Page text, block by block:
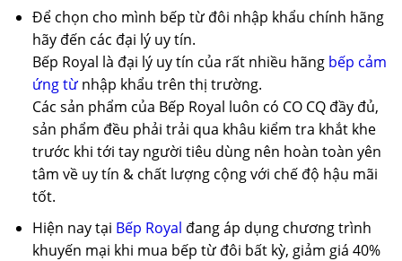
Để chọn cho mình bếp từ đôi nhập khẩu chính hãng
hãy đến các đại lý uy tín.
Bếp Royal là đại lý uy tín của rất nhiều hãng bếp cảm
ứng từnhập khẩu trên thị trường.
Các sản phẩm của Bếp Royal luôn có CO CQ đầy đủ,
sản phẩm đều phải trải qua khâu kiểm tra khắt khe
trước khi tới tay người tiêu dùng nên hoàn toàn yên
tâm về uy tín & chất lượng cộng với chế độ hậu mãi
tốt.
Hiện nay tại Bếp Royal đang áp dụng chương trình
khuyến mại khi mua bếp từ đôi bất kỳ, giảm giá 40%